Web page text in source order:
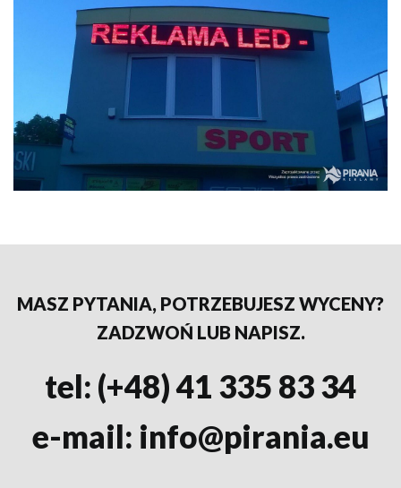
MASZ PYTANIA, POTRZEBUJESZ WYCENY?
ZADZWOŃ LUB NAPISZ.
tel: (+48) 41 335 83 34
e-mail: info@pirania.eu